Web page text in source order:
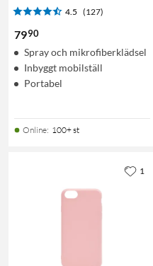
4.5 (127)
7990
Spray och mikrofiberklädsel
Inbyggt mobilställ
Portabel
Online: 100+ st
1